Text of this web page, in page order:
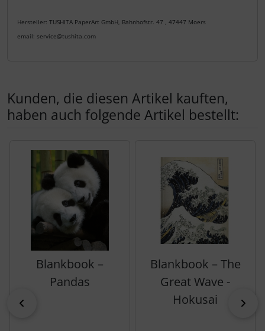
Hersteller: TUSHITA PaperArt GmbH, Bahnhofstr. 47 , 47447 Moers
email: service@tushita.com
Kunden, die diesen Artikel kauften,
haben auch folgende Artikel bestellt:
Blankbook –
Pandas
Blankbook – The
Great Wave -
Hokusai